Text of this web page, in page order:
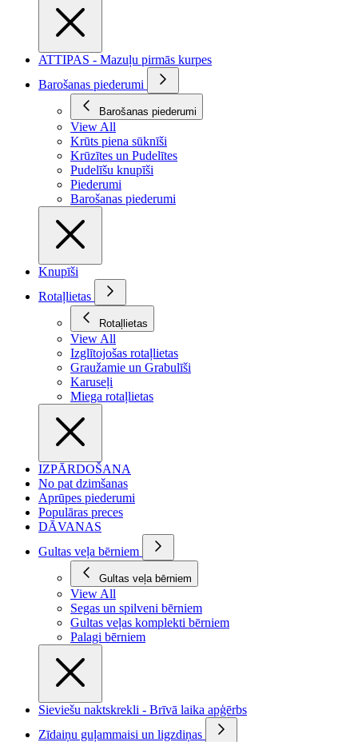
ATTIPAS - Mazuļu pirmās kurpes
Barošanas piederumi
Barošanas piederumi
View All
Krūts piena sūknīši
Krūzītes un Pudelītes
Pudelīšu knupīši
Piederumi
Barošanas piederumi
Knupīši
Rotaļlietas
Rotaļlietas
View All
Izglītojošas rotaļlietas
Graužamie un Grabulīši
Karuseļi
Miega rotaļlietas
IZPĀRDOŠANA
No pat dzimšanas
Aprūpes piederumi
Populāras preces
DĀVANAS
Gultas veļa bērniem
Gultas veļa bērniem
View All
Segas un spilveni bērniem
Gultas veļas komplekti bērniem
Palagi bērniem
Sieviešu naktskrekli - Brīvā laika apģērbs
Zīdaiņu guļammaisi un ligzdiņas